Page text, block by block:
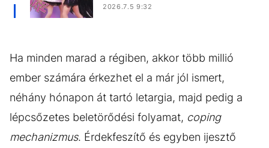
2026.7.5 9:32
Ha minden marad a régiben, akkor több millió
ember számára érkezhet el a már jól ismert,
néhány hónapon át tartó letargia, majd pedig a
lépcsőzetes beletörődési folyamat, coping
mechanizmus. Érdekfeszítő és egyben ijesztő